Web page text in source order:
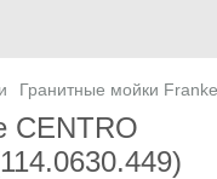
Гранитные мойки Franke
CENTRO